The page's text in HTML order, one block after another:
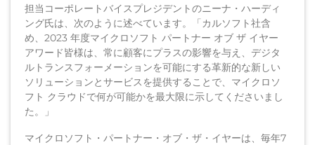
担当コーポレートバイスプレジデントのニーナ・ハーディ
ング氏は、次のように述べています。「カルソフト社含
め、2023 年度マイクロソフト パートナー オブ ザ イヤー
アワード皆様は、常に顧客にプラスの影響を与え、デジタ
ルトランスフォーメーションを可能にする革新的な新しい
ソリューションとサービスを提供することで、マイクロソ
フト クラウドで何が可能かを最大限に示してくださいまし
た。」
マイクロソフト・パートナー・オブ・ザ・イヤーは、毎年7